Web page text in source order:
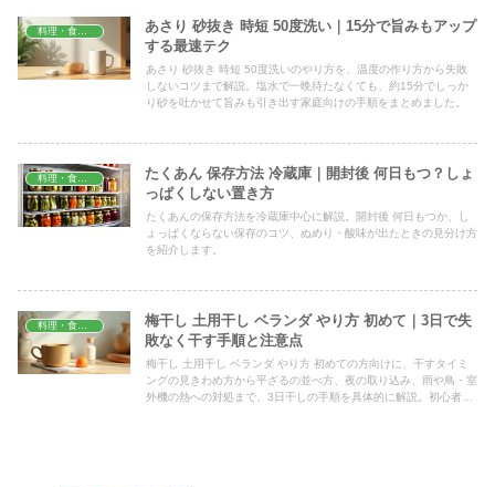
料理・食材保存
あさり 砂抜き 時短 50度洗い｜15分で旨みもアップ
する最速テク
あさり 砂抜き 時短 50度洗いのやり方を、温度の作り方から失敗
しないコツまで解説。塩水で一晩待たなくても、約15分でしっか
り砂を吐かせて旨みも引き出す家庭向けの手順をまとめました。
料理・食材保存
たくあん 保存方法 冷蔵庫｜開封後 何日もつ？しょ
っぱくしない置き方
たくあんの保存方法を冷蔵庫中心に解説。開封後 何日もつか、し
ょっぱくならない保存のコツ、ぬめり・酸味が出たときの見分け方
を紹介します。
料理・食材保存
梅干し 土用干し ベランダ やり方 初めて｜3日で失
敗なく干す手順と注意点
梅干し 土用干し ベランダ やり方 初めての方向けに、干すタイミ
ングの見きわめ方から平ざるの並べ方、夜の取り込み、雨や鳥・室
外機の熱への対処まで、3日干しの手順を具体的に解説。初心者が